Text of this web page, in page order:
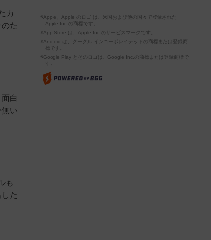
カ
た
白
い
も
た
※Apple、Apple のロゴ は、米国および他の国々で登録された
Apple Inc.の商標です。
※App Store は、Apple Inc.のサービスマークです。
※Android は、グーグル インコーポレイテッドの商標または登録商
標です。
※Google Play とそのロゴは、Google Inc.の商標または登録商標で
す。